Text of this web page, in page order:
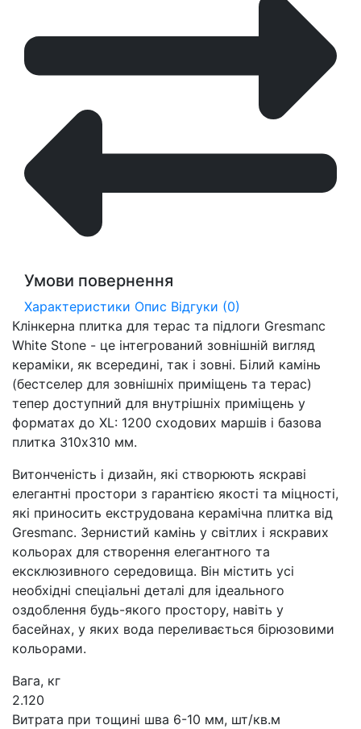
Умови повернення
Характеристики Опис Відгуки (0)
Клінкерна плитка для терас та підлоги Gresmanc
White Stone - це інтегрований зовнішній вигляд
кераміки, як всередині, так і зовні. Білий камінь
(бестселер для зовнішніх приміщень та терас)
тепер доступний для внутрішніх приміщень у
форматах до XL: 1200 сходових маршів і базова
плитка 310x310 мм.
Витонченість і дизайн, які створюють яскраві
елегантні простори з гарантією якості та міцності,
які приносить екструдована керамічна плитка від
Gresmanc. Зернистий камінь у світлих і яскравих
кольорах для створення елегантного та
ексклюзивного середовища. Він містить усі
необхідні спеціальні деталі для ідеального
оздоблення будь-якого простору, навіть у
басейнах, у яких вода переливається бірюзовими
кольорами.
Вага, кг
2.120
Витрата при тощині шва 6-10 мм, шт/кв.м